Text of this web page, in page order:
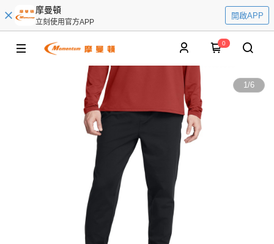
摩曼頓
立刻使用官方APP
開啟APP
0
1/6